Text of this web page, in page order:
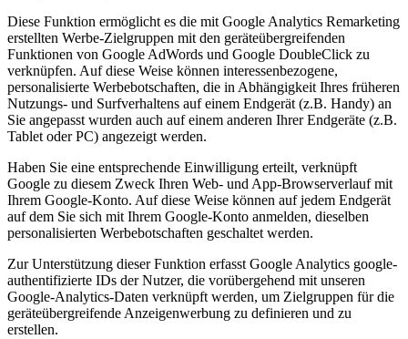
Diese Funktion ermöglicht es die mit Google Analytics Remarketing
erstellten Werbe-Zielgruppen mit den geräteübergreifenden
Funktionen von Google AdWords und Google DoubleClick zu
verknüpfen. Auf diese Weise können interessenbezogene,
personalisierte Werbebotschaften, die in Abhängigkeit Ihres früheren
Nutzungs- und Surfverhaltens auf einem Endgerät (z.B. Handy) an
Sie angepasst wurden auch auf einem anderen Ihrer Endgeräte (z.B.
Tablet oder PC) angezeigt werden.
Haben Sie eine entsprechende Einwilligung erteilt, verknüpft
Google zu diesem Zweck Ihren Web- und App-Browserverlauf mit
Ihrem Google-Konto. Auf diese Weise können auf jedem Endgerät
auf dem Sie sich mit Ihrem Google-Konto anmelden, dieselben
personalisierten Werbebotschaften geschaltet werden.
Zur Unterstützung dieser Funktion erfasst Google Analytics google-
authentifizierte IDs der Nutzer, die vorübergehend mit unseren
Google-Analytics-Daten verknüpft werden, um Zielgruppen für die
geräteübergreifende Anzeigenwerbung zu definieren und zu
erstellen.